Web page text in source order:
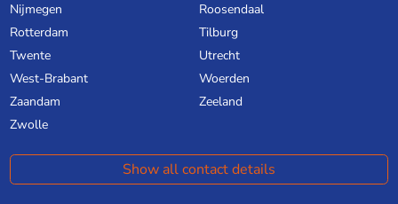
Nijmegen
Roosendaal
Rotterdam
Tilburg
Twente
Utrecht
West-Brabant
Woerden
Zaandam
Zeeland
Zwolle
Show all contact details